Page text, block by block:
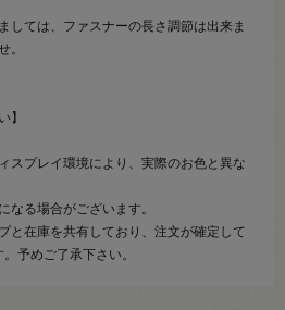
しては、ファスナーの長さ調節は出来ま
。
】
スプレイ環境により、実際のお色と異な
なる場合がございます。
と在庫を共有しており、注文が確定して
予めご了承下さい。